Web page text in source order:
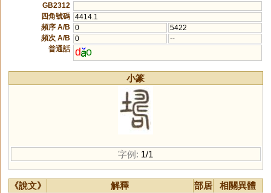
GB2312
四角號碼 4414.1
頻序 A/B
0
5422
頻次 A/B
0
--
普通話 d o
小篆
字例: 1/1
《說文》 解釋 部居
相關異體